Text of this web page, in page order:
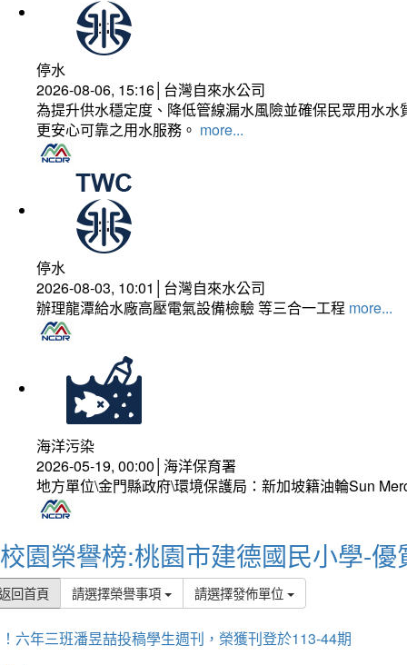
停水
2026-08-06, 15:16│台灣自來水公司
為提升供水穩定度、降低管線漏水風險並確保民眾用水
更安心可靠之用水服務。 more...
停水
2026-08-03, 10:01│台灣自來水公司
辦理龍潭給水廠高壓電氣設備檢驗 等三合一工程 more...
海洋污染
2026-05-19, 00:00│海洋保育署
地方單位\金門縣政府\環境保護局：新加坡籍油輪Sun
校園榮譽榜:桃園市建德國民小學-優
回首頁 請選擇榮譽事項 請選擇發佈單位
六年三班潘昱喆投稿學生週刊，榮獲刊登於113-44期